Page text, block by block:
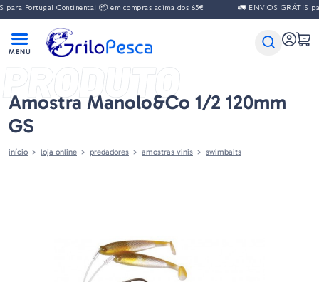
para Portugal Continental 📦 em compras acima dos 65€ 🚛 ENVIOS GRÁTIS
PRODUTO
Amostra Manolo&co 1/2 120mm
GS
início loja online predadores amostras vinis swimbaits